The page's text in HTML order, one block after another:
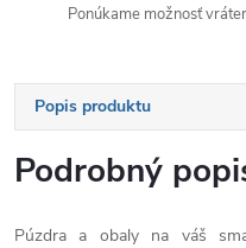
Ponúkame možnosť
Popis produktu
Podrobný
Púzdra a obaly na váš